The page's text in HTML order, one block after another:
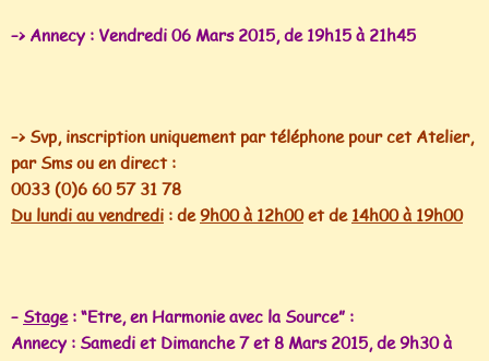
–> Annecy : Vendredi 06 Mars 2015, de 19h15 à 21h45
–> Svp, inscription uniquement par téléphone pour cet Atelier,
par Sms ou en direct :
0033 (0)6 60 57 31 78
Du lundi au vendredi : de9h00 à 12h00et de14h00 à 19h00
– Stage: “Etre, en Harmonie avec la Source” :
Annecy : Samedi et Dimanche 7 et 8 Mars 2015, de 9h30 à